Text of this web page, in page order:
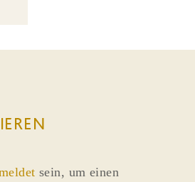
sein, um einen